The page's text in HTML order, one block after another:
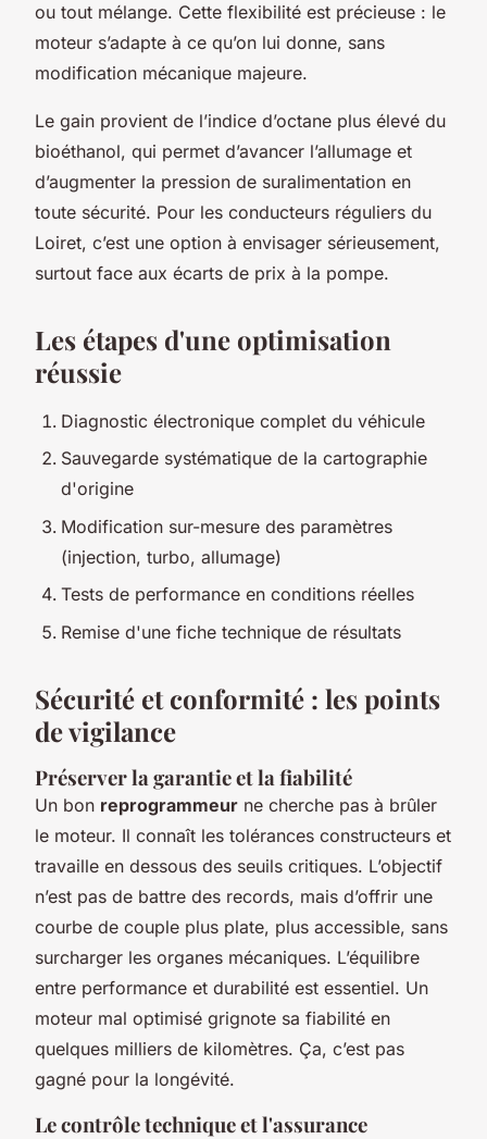
ou tout mélange. Cette flexibilité est précieuse : le
moteur s’adapte à ce qu’on lui donne, sans
modification mécanique majeure.
Le gain provient de l’indice d’octane plus élevé du
bioéthanol, qui permet d’avancer l’allumage et
d’augmenter la pression de suralimentation en
toute sécurité. Pour les conducteurs réguliers du
Loiret, c’est une option à envisager sérieusement,
surtout face aux écarts de prix à la pompe.
Les étapes d'une optimisation
réussie
Diagnostic électronique complet du véhicule
Sauvegarde systématique de la cartographie
d'origine
Modification sur-mesure des paramètres
(injection, turbo, allumage)
Tests de performance en conditions réelles
Remise d'une fiche technique de résultats
Sécurité et conformité : les points
de vigilance
Préserver la garantie et la fiabilité
Un bon reprogrammeur ne cherche pas à brûler
le moteur. Il connaît les tolérances constructeurs et
travaille en dessous des seuils critiques. L’objectif
n’est pas de battre des records, mais d’offrir une
courbe de couple plus plate, plus accessible, sans
surcharger les organes mécaniques. L’équilibre
entre performance et durabilité est essentiel. Un
moteur mal optimisé grignote sa fiabilité en
quelques milliers de kilomètres. Ça, c’est pas
gagné pour la longévité.
Le contrôle technique et l'assurance